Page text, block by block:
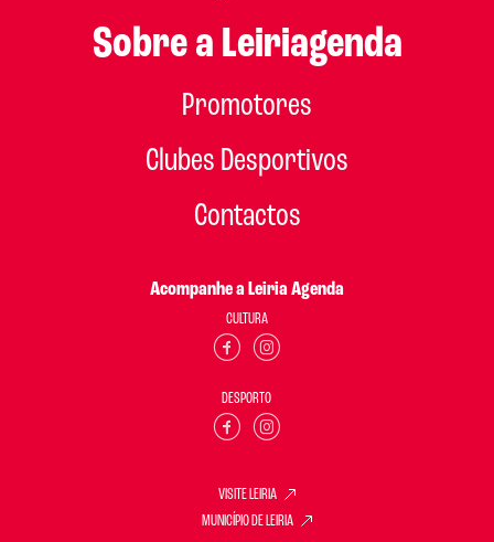
Sobre a Leiriagenda
Promotores
Clubes Desportivos
Contactos
Acompanhe a Leiria Agenda
CULTURA
DESPORTO
VISITE LEIRIA
MUNICÍPIO DE LEIRIA